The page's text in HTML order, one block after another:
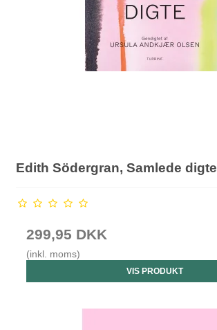
Edith Södergran, Samlede digte
299,95 DKK
(inkl. moms)
VIS PRODUKT